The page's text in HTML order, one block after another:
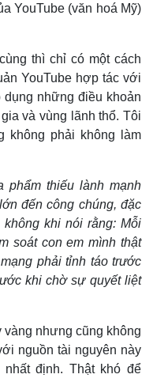
- Xe máy
máy
YouTube (văn hoá Mỹ)
thì chỉ có một cách
YouTube hợp tác với
những điều khoản
và vùng lãnh thổ. Tôi
không phải không làm
phẩm thiếu lành mạnh
đến công chúng, đặc
khi nói rằng: Mỗi
soát con em mình thật
phải tỉnh táo trước
khi chờ sự quyết liệt
vàng nhưng cũng không
nguồn tài nguyên này
định. Thật khó để